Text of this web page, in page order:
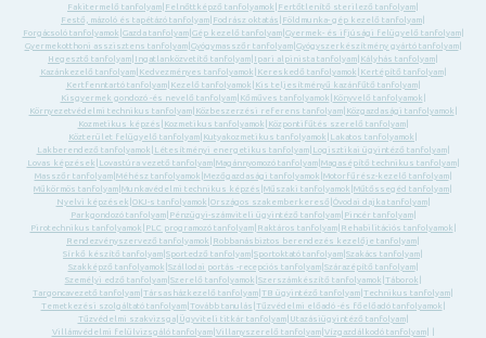
Fakitermelő tanfolyam Felnőttképző tanfolyamok Fertőtlenítő sterilező tanfolyam
Festő, mázoló és tapétázó tanfolyam Fodrász oktatás Földmunka- gép kezelő tanfolyam
Forgácsoló tanfolyamok Gazda tanfolyam| Gép kezelő tanfolyam| Gyermek- és ifjúsági felügyelő tanfolyam|
Gyermekotthoni asszisztens tanfolyam| Gyógymasszőr tanfolyam| Gyógyszerkészítmény gyártó tanfolyam|
Hegesztő tanfolyam Ingatlanközvetítő tanfolyam Ipari alpinista tanfolyam Kályhás tanfolyam
Kazánkezelő tanfolyam| Kedvezményes tanfolyamok Kereskedő tanfolyamok Kertépítő tanfolyam|
Kertfenntartó tanfolyam| Kezelő tanfolyamok Kis teljesítményű kazánfűtő tanfolyam|
Kisgyermek gondozó -és nevelő tanfolyam| Kőműves tanfolyamok Könyvelő tanfolyamok
Környezetvédelmi technikus tanfolyam| Közbeszerzési referens tanfolyam| Közgazdasági tanfolyamok
Kozmetikus képzés Kozmetikus tanfolyamok Központifűtés szerelő tanfolyam|
Közterület felügyelő tanfolyam Kutyakozmetikus tanfolyamok Lakatos tanfolyamok
Lakberendező tanfolyamok Létesítményi energetikus tanfolyam| Logisztikai ügyintéző tanfolyam|
Lovas képzések Lovastúra vezető tanfolyam| Magánnyomozó tanfolyam| Magasépítő technikus tanfolyam|
Masszőr tanfolyam| Méhész tanfolyamok Mezőgazdasági tanfolyamok Motorfűrész-kezelő tanfolyam|
Műkörmös tanfolyam Munkavédelmi technikus képzés Műszaki tanfolyamok Műtőssegéd tanfolyam
Nyelvi képzések OKJ-s tanfolyamok Országos szakemberkereső Óvodai dajka tanfolyam|
Parkgondozó tanfolyam| Pénzügyi-számviteli ügyintéző tanfolyam| Pincér tanfolyam|
Pirotechnikus tanfolyamok PLC programozó tanfolyam| Raktáros tanfolyam| Rehabilitációs tanfolyamok
Rendezvényszervező tanfolyamok Robbanásbiztos berendezés kezelője tanfolyam
Sírkő készítő tanfolyam Sportedző tanfolyam Sportoktató tanfolyam Szakács tanfolyam
Szakképző tanfolyamok Szállodai portás -recepciós tanfolyam| Szárazépítő tanfolyam|
Személyi edző tanfolyam| Szerelő tanfolyamok Szerszámkészítő tanfolyamok Táborok
Targoncavezető tanfolyam Társasházkezelő tanfolyam TB ügyintéző tanfolyam Technikus tanfolyam
Temetkezési szolgáltató tanfolyam| Tovább tanulás Tűzvédelmi előadó -és főelőadó tanfolyamok
Tűzvédelmi szakvizsga| Ügyviteli titkár tanfolyam| Utazásiügyintéző tanfolyam|
Villámvédelmi felülvizsgáló tanfolyam| Villanyszerelő tanfolyam| Vízgazdálkodó tanfolyam| |